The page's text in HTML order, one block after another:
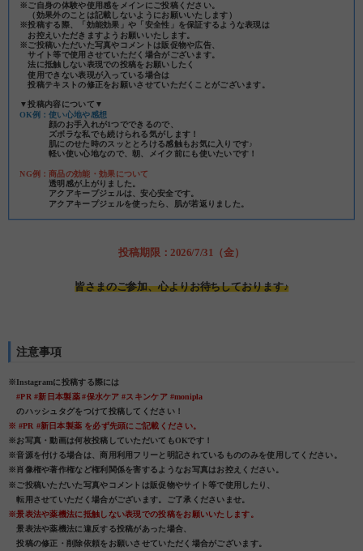
※ご自身の体験や使用感をメインにご投稿ください。
（効果外のことは記載しないようにお願いいたします）
※投稿する際、「効能効果」や「安全性」を保証するような表現は
お控えいただきますようお願いいたします。
※ご投稿いただいた写真やコメントは販促物や広告、
サイト等で使用させていただく場合がございます。
法に抵触しない表現での投稿をお願いしたく
使用できない表現が入っている場合は
投稿テキストの修正をお願いさせていただくことがございます。
▼投稿内容について▼
OK例：使い心地や感想
顔のお手入れが1つでできるので、
ズボラな私でも続けられる気がします！
肌にのせた時のスッととろける感触もお気に入りです♪
軽い使い心地なので、朝、メイク前にも使いたいです！
NG例：商品の効能・効果について
透明感が上がりました。
アクアキープジェルは、安心安全です。
アクアキープジェルを使ったら、肌が若返りました。
投稿期限：2026/7/31（金）
皆さまのご参加、心よりお待ちしております♪
注意事項
※Instagramに投稿する際には
#PR #新日本製薬 #保水ケア #スキンケア #monipla
のハッシュタグをつけて投稿してください！
※ #PR #新日本製薬 を必ず先頭にご記載ください。
※お写真・動画は何枚投稿していただいてもOKです！
※音源を付ける場合は、商用利用フリーと明記されているもののみを使用してください。
※肖像権や著作権など権利関係を害するようなお写真はお控えください。
※ご投稿いただいた写真やコメントは販促物やサイト等で使用したり、
転用させていただく場合がございます。ご了承くださいませ。
※景表法や薬機法に抵触しない表現での投稿をお願いいたします。
景表法や薬機法に違反する投稿があった場合、
投稿の修正・削除依頼をお願いさせていただく場合がございます。